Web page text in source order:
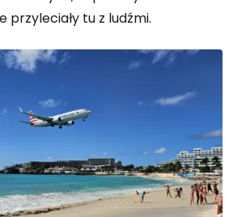
przyleciały tu z ludźmi.